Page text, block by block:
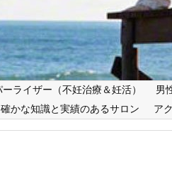
ーライザー（不妊治療＆妊活）
男
確かな知識と実績のあるサロン ア